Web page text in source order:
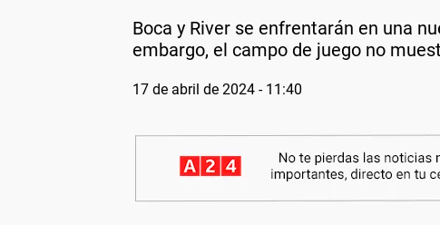
Boca y River se enfrentarán en una
embargo, el campo de juego no
17 de abril de 2024 - 11:40